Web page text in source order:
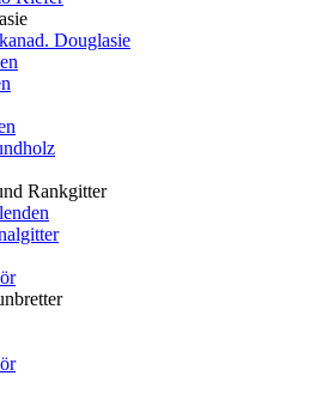
kanad. Douglasie
Rankgitter